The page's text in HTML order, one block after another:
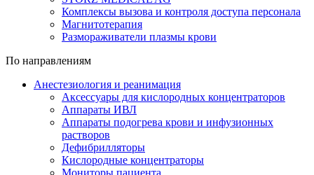
Комплексы вызова и контроля доступа персонала
Магнитотерапия
Размораживатели плазмы крови
По направлениям
Анестезиология и реанимация
Аксессуары для кислородных концентраторов
Аппараты ИВЛ
Аппараты подогрева крови и инфузионных
растворов
Дефибрилляторы
Кислородные концентраторы
Мониторы пациента